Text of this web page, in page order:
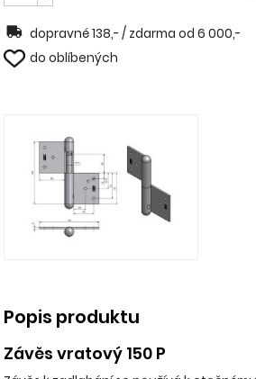
dopravné 138,- / zdarma od 6 000,-
do oblíbených
Popis produktu
Závěs vratový 150 P